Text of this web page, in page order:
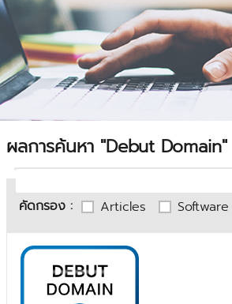
ผลการค้นหา "Debut Domain"
คัดกรอง : Articles Software